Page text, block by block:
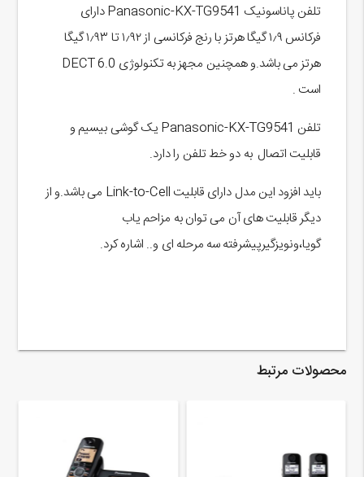
تلفن پاناسونیک Panasonic-KX-TG9541 دارای
فرکانس ۱٫۹ گیگا هرتز با رنج فرکانسی از ۱٫۹۲ تا ۱٫۹۳ گیگا
هرتز می باشد.و همچنین مجهز به تکنولوژی DECT 6.0
است .
تلفن Panasonic-KX-TG9541 یک گوشی بیسیم و
قابلیت اتصال به دو خط تلفن را دارد.
باید افزود این مدل دارای قابلیت Link-to-Cell می باشد.و از
دیگر قابلیت های آن می توان به مزاحم یاب
گویا،ونویزگیرپیشرفته سه مرحله ای و.. اشاره کرد.
محصولات مرتبط